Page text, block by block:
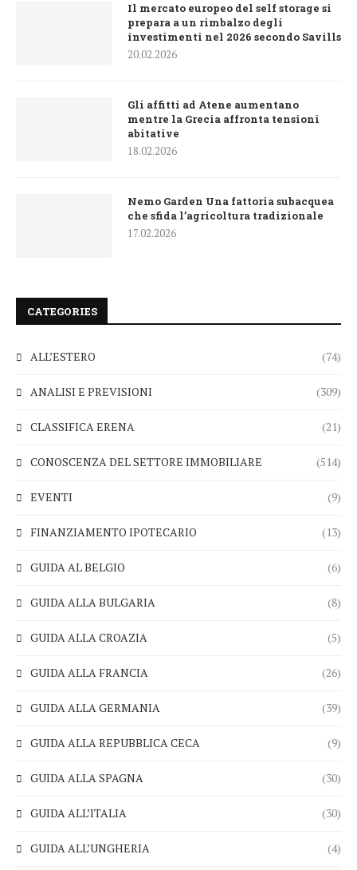
Il mercato europeo del self storage si
prepara a un rimbalzo degli
investimenti nel 2026 secondo Savills
20.02.2026
Gli affitti ad Atene aumentano
mentre la Grecia affronta tensioni
abitative
18.02.2026
Nemo Garden Una fattoria subacquea
che sfida l’agricoltura tradizionale
17.02.2026
CATEGORIES
ALL’ESTERO (74)
ANALISI E PREVISIONI (309)
CLASSIFICA ERENA (21)
CONOSCENZA DEL SETTORE IMMOBILIARE (514)
EVENTI (9)
FINANZIAMENTO IPOTECARIO (13)
GUIDA AL BELGIO (6)
GUIDA ALLA BULGARIA (8)
GUIDA ALLA CROAZIA (5)
GUIDA ALLA FRANCIA (26)
GUIDA ALLA GERMANIA (39)
GUIDA ALLA REPUBBLICA CECA (9)
GUIDA ALLA SPAGNA (30)
GUIDA ALL’ITALIA (30)
GUIDA ALL’UNGHERIA (4)